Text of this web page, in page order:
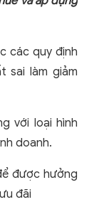
các quy định
sai làm giảm
với loại hình
doanh.
được hưởng
đãi